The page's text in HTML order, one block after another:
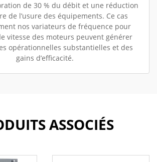
de 30 % du débit et une réduction
de l’usure des équipements. Ce cas
nos variateurs de fréquence pour
vitesse des moteurs peuvent générer
opérationnelles substantielles et des
gains d’efficacité.
ASSOCIÉS